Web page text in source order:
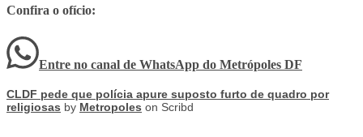
Confira o ofício:
Entre no canal de WhatsApp do Metrópoles DF
CLDF pede que polícia apure suposto furto de quadro por
religiosas by Metropoles on Scribd